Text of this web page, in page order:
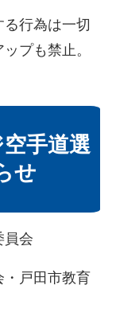
行為は一切
プも禁止。
手道選
せ
会
戸田市教育